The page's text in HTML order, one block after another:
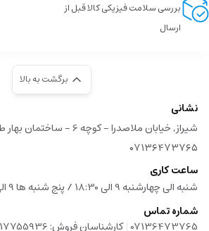
بررسی سلامت فیزیکی کالا قبل از
ارسال
برگشت به بالا
نشانی
۰۷۱۳۶۴۷۳۷۶۵
ساعت کاری
شنبه الی چهارشنبه 9 الی 18:30 / پنج شنبه ها 9 الی 14
شماره تماس
07136473765
|